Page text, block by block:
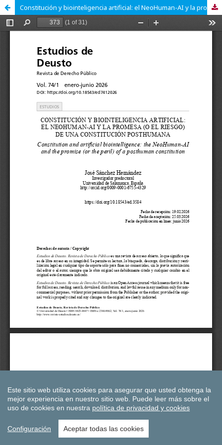
Constitución y biointeligencia artificial: el NeoHuman-AI y la promesa (o el riesgo) de una Constitución posthumana
Este sitio web utiliza cookies para asegurar que usted obtenga la
mejor experiencia en nuestro sitio web. Puede leer más sobre el
uso de cookies en nuestra política de privacidad y cookies
Configuración Aceptar todas las cookies